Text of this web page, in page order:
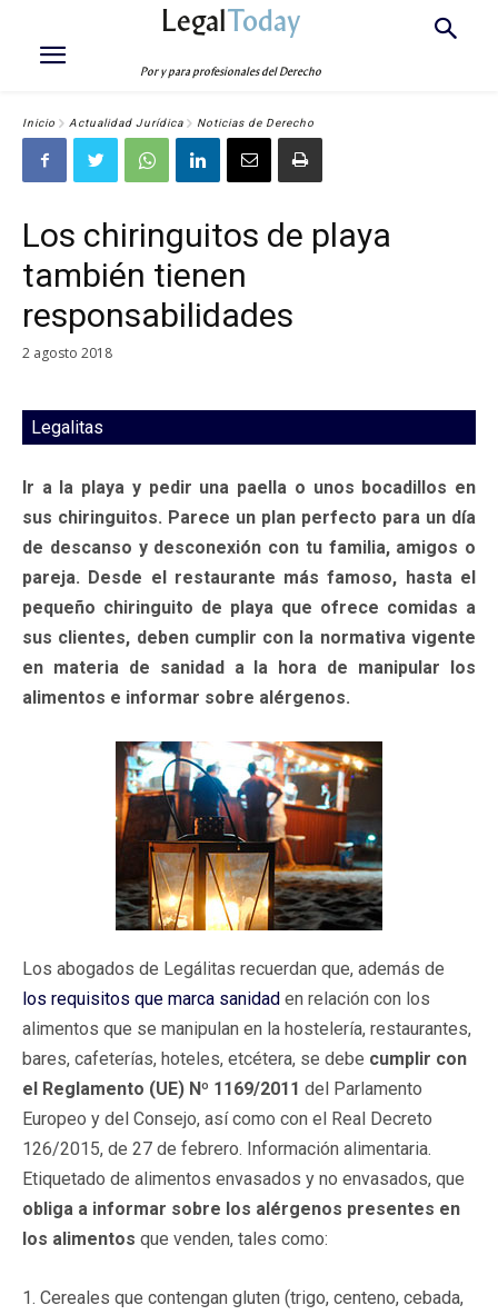
LegalToday
Por y para profesionales del Derecho
Inicio Actualidad Jurídica Noticias de Derecho
Los chiringuitos de playa
también tienen
responsabilidades
2 agosto 2018
Legalitas
Ir a la playa y pedir una paella o unos bocadillos en
sus chiringuitos. Parece un plan perfecto para un día
de descanso y desconexión con tu familia, amigos o
pareja. Desde el restaurante más famoso, hasta el
pequeño chiringuito de playa que ofrece comidas a
sus clientes, deben cumplir con la normativa vigente
en materia de sanidad a la hora de manipular los
alimentos e informar sobre alérgenos.
Los abogados de Legálitas recuerdan que, además de
los requisitos que marca sanidad en relación con los
alimentos que se manipulan en la hostelería, restaurantes,
bares, cafeterías, hoteles, etcétera, se debe cumplir con
el Reglamento (UE) Nº 1169/2011 del Parlamento
Europeo y del Consejo, así como con el Real Decreto
126/2015, de 27 de febrero. Información alimentaria.
Etiquetado de alimentos envasados y no envasados, que
obliga a informar sobre los alérgenos presentes en
los alimentos que venden, tales como:
1. Cereales que contengan gluten (trigo, centeno, cebada,